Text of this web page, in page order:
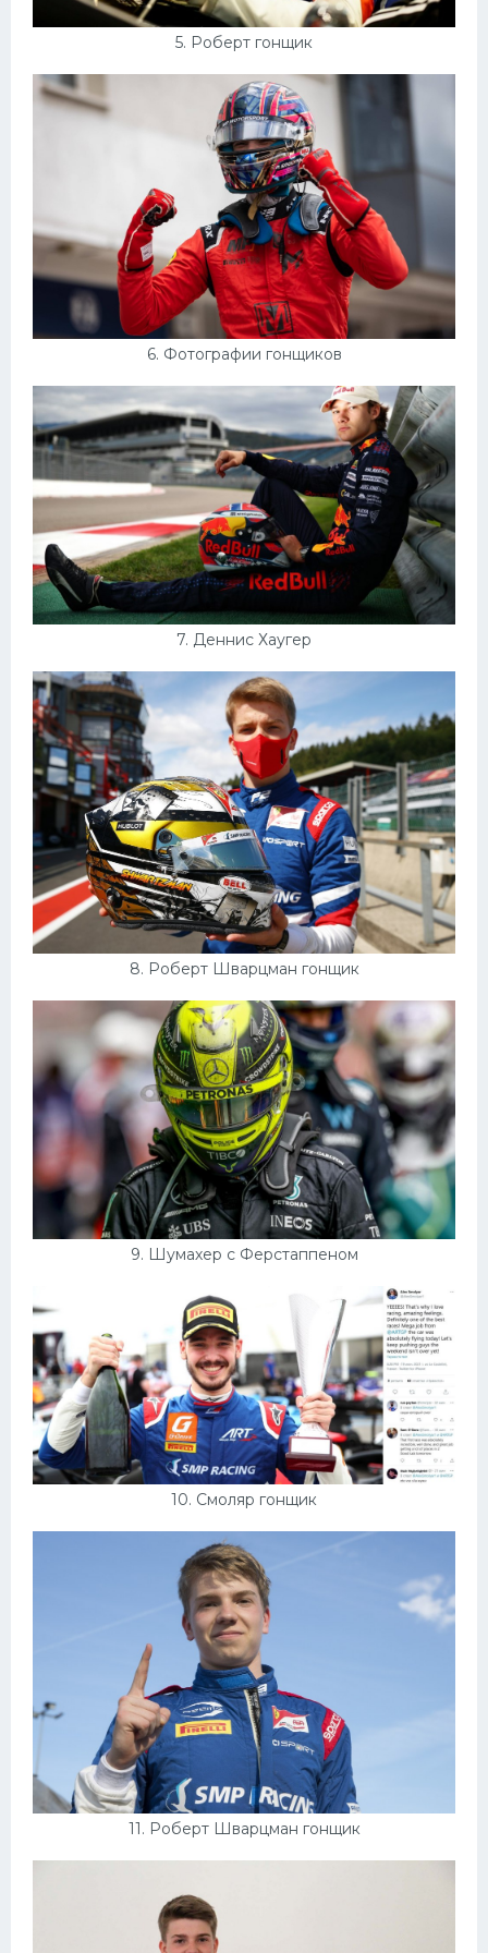
5. Роберт гонщик
6. Фотографии гонщиков
7. Деннис Хаугер
8. Роберт Шварцман гонщик
9. Шумахер с Ферстаппеном
10. Смоляр гонщик
11. Роберт Шварцман гонщик